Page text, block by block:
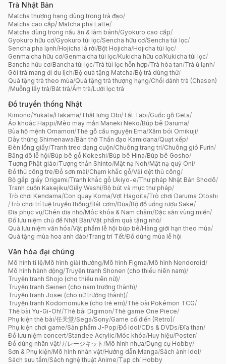
Trà Nhật Bản
Matcha thượng hạng dùng trong trà đạo/
Matcha cao cấp/ Matcha pha Latte/
Matcha dùng trong nấu ăn & làm bánh/Gyokuro cao cấp/
Gyokuro hữu cơ/Gyokuro túi lọc/Sencha hữu cơ/Sencha túi lọc/
Sencha pha lạnh/Hojicha lá rời/Bột Hojicha/Hojicha túi lọc/
Genmaicha hữu cơ/Genmaicha túi lọc/Kukicha hữu cơ/Kukicha túi lọc/
Bancha hữu cơ/Bancha túi lọc/Trà túi lọc hỗn hợp/Trà hòa tan/Trà ủ lạnh/
Gói trà mang đi du lịch/Bộ quà tặng Matcha/Bộ trà dùng thử/
Quà tặng trà theo mùa/Quà tặng trà thượng hạng/Chổi đánh trà (Chasen)
/Muỗng lấy trà/Bát trà/Ấm trà/Lưới lọc trà
Đồ truyền thống Nhật
Kimono/Yukata/Hakama/Thắt lưng Obi/Tất Tabi/Guốc gỗ Geta/
Áo khoác Happi/Mèo may mắn Maneki Neko/Búp bê Daruma/
Bùa hộ mệnh Omamori/Thẻ gỗ cầu nguyện Ema/Xăm bói Omikuji/
Dây thừng Shimenawa/Bàn thờ Thần đạo Kamidana/Quạt xếp/
Đèn lồng giấy/Tranh treo dạng cuộn/Chuông trang trí/Chuông gió Furin/
Băng đô lễ hội/Búp bê gỗ Kokeshi/Búp bê Hina/Búp bê Gosho/
Tượng Phật giáo/Tượng thần Shinto/Mặt nạ Noh/Mặt nạ quỷ Oni/
Đồ thủ công tre/Đồ sơn mài/Chạm khắc gỗ/Vải dệt thủ công/
Bộ gấp giấy Origami/Tranh khắc gỗ Ukiyo-e/Thư pháp Nhật Bản Shodō/
Tranh cuộn Kakejiku/Giấy Washi/Bộ bút và mực thư pháp/
Trò chơi Kendama/Con quay Koma/Vợt Hagoita/Trò chơi Daruma Otoshi
/Trò chơi trí tuệ truyền thống/Bát cơm/Đũa/Bộ đồ uống rượu Sake/
Đĩa phục vụ/Chén dĩa nhỏ/Móc khóa & Nam châm/Đặc sản vùng miền/
Đồ lưu niệm chủ đề Nhật Bản/Vật phẩm quà tặng nhỏ/
Quà lưu niệm văn hóa/Vật phẩm lễ hội búp bê/Hàng giới hạn theo mùa/
Quà tặng mùa hoa anh đào/Trang trí Tết/Đồ dùng mùa lễ hội
Văn hóa đại chúng
Mô hình tỉ lệ/Mô hình giải thưởng/Mô hình Figma/Mô hình Nendoroid/
Mô hình hành động/Truyện tranh Shonen (cho thiếu niên nam)/
Truyện tranh Shojo (cho thiếu niên nữ)/
Truyện tranh Seinen (cho nam trưởng thành)/
Truyện tranh Josei (cho nữ trưởng thành)/
Truyện tranh Kodomomuke (cho trẻ em)/Thẻ bài Pokémon TCG/
Thẻ bài Yu-Gi-Oh!/Thẻ bài Digimon/Thẻ game One Piece/
Phụ kiện thẻ bài/任天堂/Sega/Sony/Game cổ điển (Retro)/
Phụ kiện chơi game/Sản phẩm J-Pop/Đồ Idol/CDs & DVDs/Đĩa than/
Đồ lưu niệm concert/Standee Acrylic/Móc khóa/Huy hiệu/Poster/
Đồ dùng nhân vật/ガレージキット /Mô hình nhựa/Dụng cụ Hobby/
Sơn & Phụ kiện/Mô hình nhân vật/Hướng dẫn Manga/Sách ảnh Idol/
Sách sưu tầm/Sách nghệ thuật Anime/Tạp chí Hobby